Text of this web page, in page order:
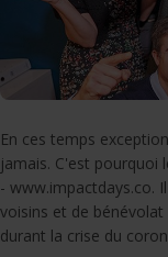
En ces temps
jamais. C'est pourquoi
- www.impactdays.co.
voisins et de
durant la crise du